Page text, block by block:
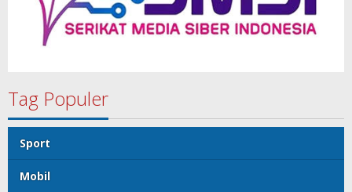
Tag Populer
Sport
Mobil